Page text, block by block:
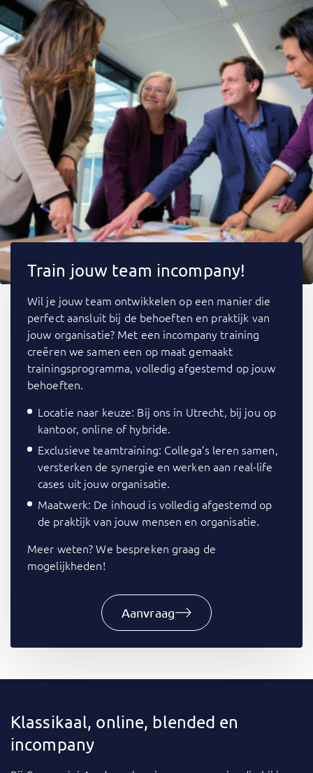
Train jouw team incompany!
Wil je jouw team ontwikkelen op een manier die
perfect aansluit bij de behoeften en praktijk van
jouw organisatie? Met een incompany training
creëren we samen een op maat gemaakt
trainingsprogramma, volledig afgestemd op jouw
behoeften.
Locatie naar keuze: Bij ons in Utrecht, bij jou op
kantoor, online of hybride.
Exclusieve teamtraining: Collega’s leren samen,
versterken de synergie en werken aan real-life
cases uit jouw organisatie.
Maatwerk: De inhoud is volledig afgestemd op
de praktijk van jouw mensen en organisatie.
Meer weten? We bespreken graag de
mogelijkheden!
Aanvraag
Klassikaal, online, blended en
incompany